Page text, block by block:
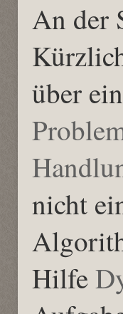
An der
über
nicht
Hilfe